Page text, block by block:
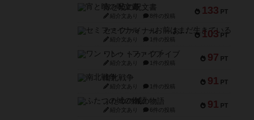
133 PT
宵と暁の呪文書
紹介文あり 8件の投稿
103 PT
セミファイナル ～お前はまだ生きている～
紹介文あり 1件の投稿
97 PT
ワン・トゥ・ファイブ
紹介文あり 1件の投稿
91 PT
南北戦争
紹介文あり 1件の投稿
91 PT
ふたつの城の物語
紹介文あり 6件の投稿